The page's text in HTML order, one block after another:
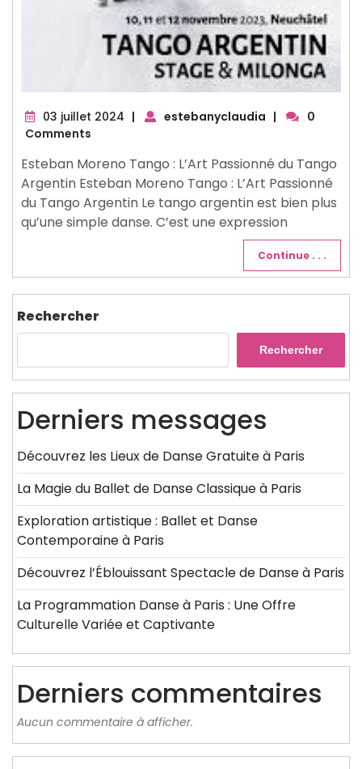
03 juillet 2024 03
| estebanyclaudia |
0
Comments
Esteban Moreno Tango : L’Art Passionné du Tango
Argentin Esteban Moreno Tango : L’Art Passionné
du Tango Argentin Le tango argentin est bien plus
qu’une simple danse. C’est une expression
Continue . . .
Rechercher
Rechercher
Derniers messages
Découvrez les Lieux de Danse Gratuite à Paris
La Magie du Ballet de Danse Classique à Paris
Exploration artistique : Ballet et Danse
Contemporaine à Paris
Découvrez l’Éblouissant Spectacle de Danse à Paris
La Programmation Danse à Paris : Une Offre
Culturelle Variée et Captivante
Derniers commentaires
Aucun commentaire à afficher.